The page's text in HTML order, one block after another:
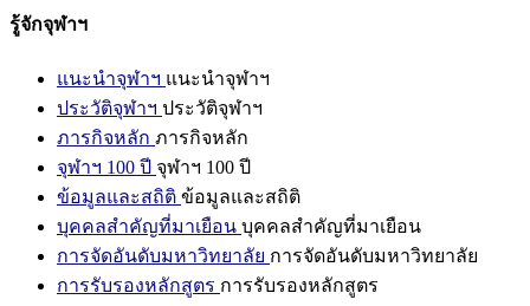
รู้จักจุฬาฯ
แนะนำจุฬาฯ แนะนำจุฬาฯ
ประวัติจุฬาฯ ประวัติจุฬาฯ
ภารกิจหลัก ภารกิจหลัก
จุฬาฯ 100 ปี จุฬาฯ 100 ปี
ข้อมูลและสถิติ ข้อมูลและสถิติ
บุคคลสำคัญที่มาเยือน บุคคลสำคัญที่มาเยือน
การจัดอันดับมหาวิทยาลัย การจัดอันดับมหาวิทยาลัย
การรับรองหลักสูตร การรับรองหลักสูตร